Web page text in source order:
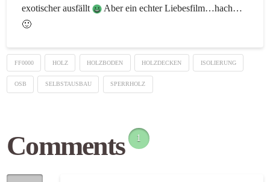
exotischer ausfällt
Aber ein echter Liebesfilm…hach…
🙂
FF0000 HOLZ HOLZBODEN HOLZDECKEN ISOLIERUNG
OSB SELBSTAUSBAU SPERRHOLZ
Comments 1